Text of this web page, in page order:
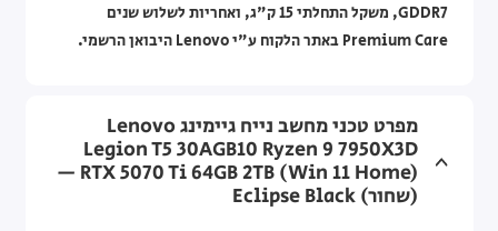
GDDR7, משקל התחלתי 15 ק"ג, ואחריות לשלוש שנים
Premium Care באתר הלקוח ע"י Lenovo היבואן הרשמי.
מפרט טכני מחשב נייח גיימינג Lenovo
Legion T5 30AGB10 Ryzen 9 7950X3D
RTX 5070 Ti 64GB 2TB (Win 11 Home) —
(שחור) Eclipse Black